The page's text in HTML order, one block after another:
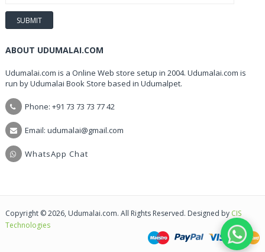
ABOUT UDUMALAI.COM
Udumalai.com is a Online Web store setup in 2004. Udumalai.com is
run by Udumalai Book Store based in Udumalpet.
Phone: +91 73 73 73 77 42
Email: udumalai@gmail.com
WhatsApp Chat
Copyright © 2026, Udumalai.com. All Rights Reserved. Designed by CIS
Technologies